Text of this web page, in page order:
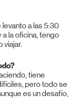
a las 5:30
a la oficina, tengo
viajar.
tiene
pero todo se
es un desafío,